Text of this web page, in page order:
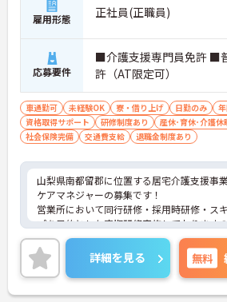
雇用形態 正社員(正職員)
応募要件
■介護支援専門員免許 ■
許（AT限定可）
車通勤可 未経験OK 寮・借り上げ 日勤のみ
資格取得サポート
研修制度あり
産休･育休･介護休
社会保険完備
交通費支給 退職金制度あり
山梨県南都留郡に位置する居宅介護支援事
ケアマネジャーの募集です！
営業所において同行研修・採用時研修・ス
プを目的とした定期研修実施しております
キルアップできる機会が沢山ございます。
ご興味のある方は、お気軽にお問い合わせ
い。
詳細を見る 無料